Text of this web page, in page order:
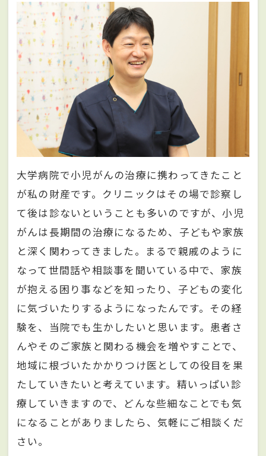
大学病院で小児がんの治療に携わってきたこと
が私の財産です。クリニックはその場で診察し
て後は診ないということも多いのですが、小児
がんは長期間の治療になるため、子どもや家族
と深く関わってきました。まるで親戚のように
なって世間話や相談事を聞いている中で、家族
が抱える困り事などを知ったり、子どもの変化
に気づいたりするようになったんです。その経
験を、当院でも生かしたいと思います。患者さ
んやそのご家族と関わる機会を増やすことで、
地域に根づいたかかりつけ医としての役目を果
たしていきたいと考えています。精いっぱい診
療していきますので、どんな些細なことでも気
になることがありましたら、気軽にご相談くだ
さい。